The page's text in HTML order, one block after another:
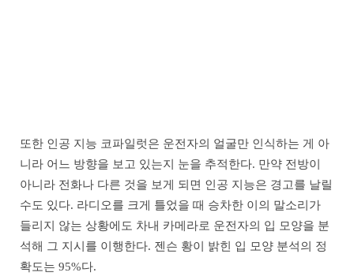
또한 인공 지능 코파일럿은 운전자의 얼굴만 인식하는 게 아
니라 어느 방향을 보고 있는지 눈을 추적한다. 만약 전방이
아니라 전화나 다른 것을 보게 되면 인공 지능은 경고를 날릴
수도 있다. 라디오를 크게 틀었을 때 승차한 이의 말소리가
들리지 않는 상황에도 차내 카메라로 운전자의 입 모양을 분
석해 그 지시를 이행한다. 젠슨 황이 밝힌 입 모양 분석의 정
확도는 95%다.